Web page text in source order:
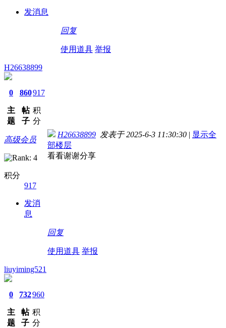
发消息
回复
使用道具 举报
H26638899
0
主
题
860
帖
子
917
积
分
高级会员
积分
917
发消
息
H26638899 发表于 2025-6-3 11:30:30 | 显示全
部楼层
看看谢谢分享
回复
使用道具 举报
liuyiming521
0
主
题
732
帖
子
960
积
分